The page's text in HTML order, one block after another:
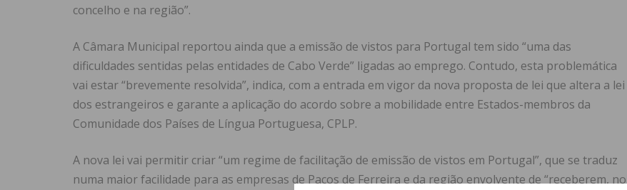
concelho e na região”.
A Câmara Municipal reportou ainda que a emissão de vistos para Portugal tem sido “uma das
dificuldades sentidas pelas entidades de Cabo Verde” ligadas ao emprego. Contudo, esta problemática
vai estar “brevemente resolvida”, indica, com a entrada em vigor da nova proposta de lei que altera a lei
dos estrangeiros e garante a aplicação do acordo sobre a mobilidade entre Estados-membros da
Comunidade dos Países de Língua Portuguesa, CPLP.
A nova lei vai permitir criar “um regime de facilitação de emissão de vistos em Portugal”, que se traduz
numa maior facilidade para as empresas de Paços de Ferreira e da região envolvente de “receberem, no